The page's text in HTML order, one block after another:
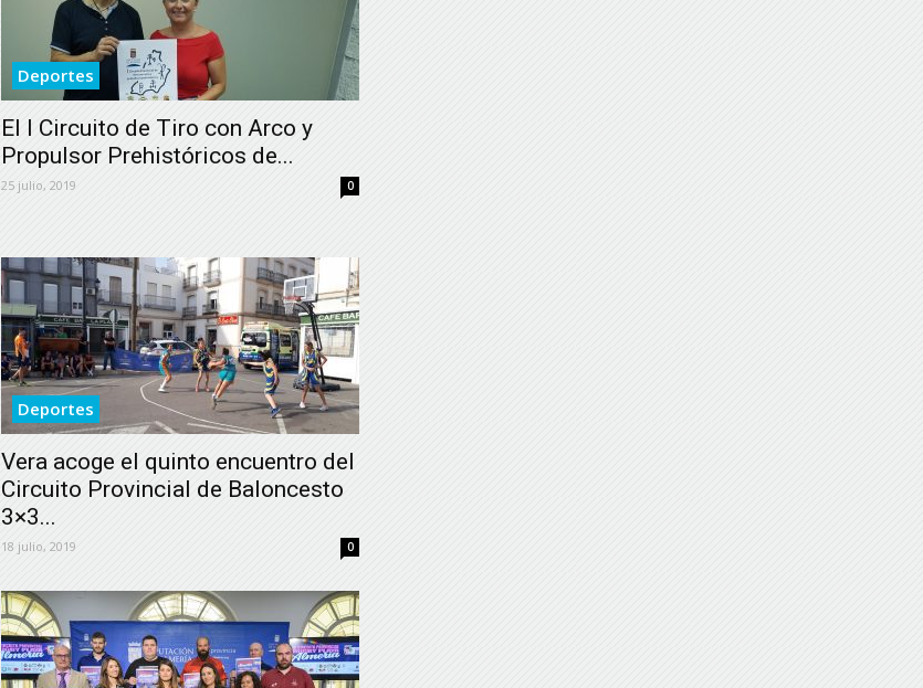
Deportes
El I Circuito de Tiro con Arco y
Propulsor Prehistóricos de...
25 julio, 2019 0
Deportes
Vera acoge el quinto encuentro del
Circuito Provincial de Baloncesto
3×3...
18 julio, 2019 0